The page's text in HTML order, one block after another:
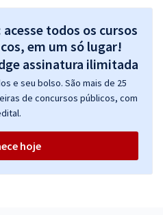
todos os cursos
em um só lugar!
e seu bolso. São mais de 25
de concursos públicos, com
hoje